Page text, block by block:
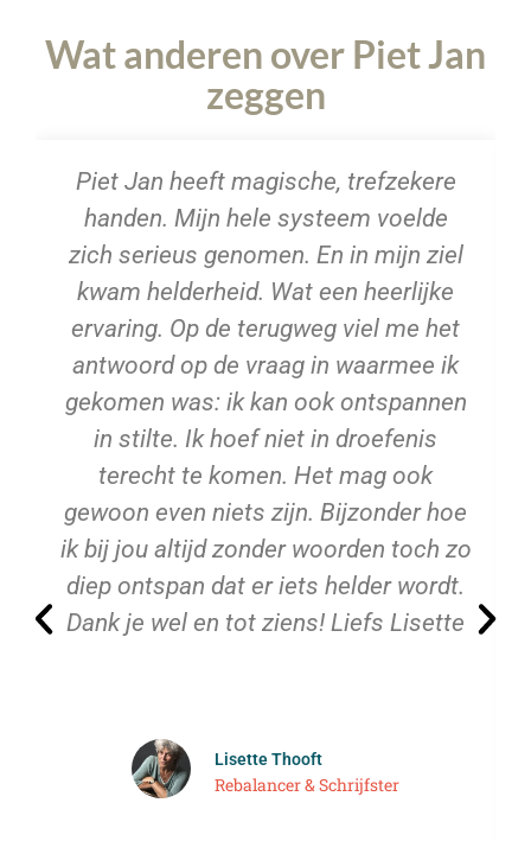
Wat anderen over Piet Jan
zeggen
Piet Jan heeft magische, trefzekere
handen. Mijn hele systeem voelde
zich serieus genomen. En in mijn ziel
kwam helderheid. Wat een heerlijke
ervaring. Op de terugweg viel me het
antwoord op de vraag in waarmee ik
gekomen was: ik kan ook ontspannen
in stilte. Ik hoef niet in droefenis
terecht te komen. Het mag ook
gewoon even niets zijn. Bijzonder hoe
ik bij jou altijd zonder woorden toch zo
diep ontspan dat er iets helder wordt.
Dank je wel en tot ziens! Liefs Lisette
Lisette Thooft
Rebalancer & Schrijfster